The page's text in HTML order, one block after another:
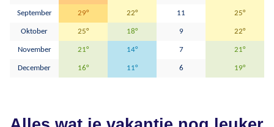
September 29° 22° 11 25°
Oktober 25° 18° 9 22°
November 21° 14° 7 21°
December 16° 11° 6 19°